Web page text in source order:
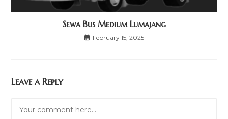
Sewa Bus Medium Lumajang
February 15, 2025
Leave a Reply